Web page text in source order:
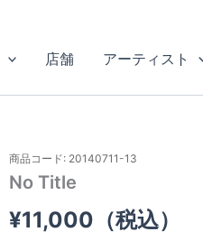
店舗 アーティスト
商品コード: 20140711-13
No Title
¥11,000 （税込）